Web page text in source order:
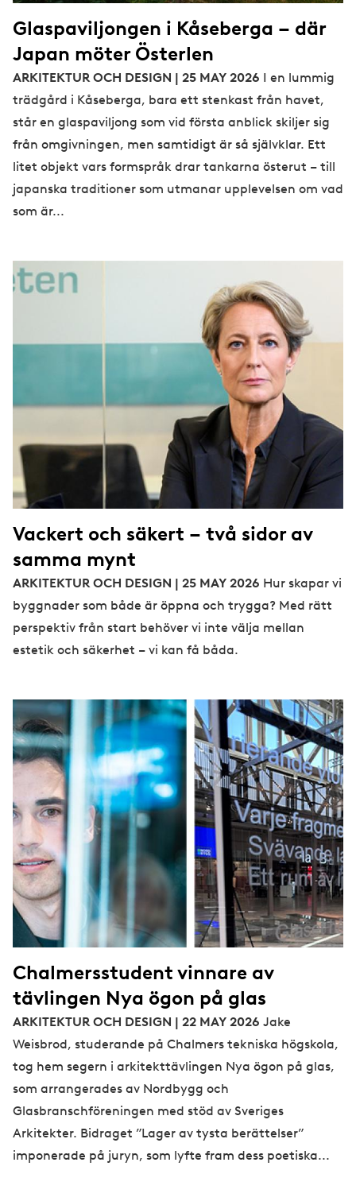
Glaspaviljongen i Kåseberga – där
Japan möter Österlen
ARKITEKTUR OCH DESIGN | 25 MAY 2026 I en lummig
trädgård i Kåseberga, bara ett stenkast från havet,
står en glaspaviljong som vid första anblick skiljer sig
från omgivningen, men samtidigt är så självklar. Ett
litet objekt vars formspråk drar tankarna österut – till
japanska traditioner som utmanar upplevelsen om vad
som är...
Vackert och säkert – två sidor av
samma mynt
ARKITEKTUR OCH DESIGN | 25 MAY 2026 Hur skapar vi
byggnader som både är öppna och trygga? Med rätt
perspektiv från start behöver vi inte välja mellan
estetik och säkerhet – vi kan få båda.
Chalmersstudent vinnare av
tävlingen Nya ögon på glas
ARKITEKTUR OCH DESIGN | 22 MAY 2026 Jake
Weisbrod, studerande på Chalmers tekniska högskola,
tog hem segern i arkitekttävlingen Nya ögon på glas,
som arrangerades av Nordbygg och
Glasbranschföreningen med stöd av Sveriges
Arkitekter. Bidraget ”Lager av tysta berättelser”
imponerade på juryn, som lyfte fram dess poetiska...